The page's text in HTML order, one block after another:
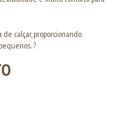
calçar, proporcionando
?